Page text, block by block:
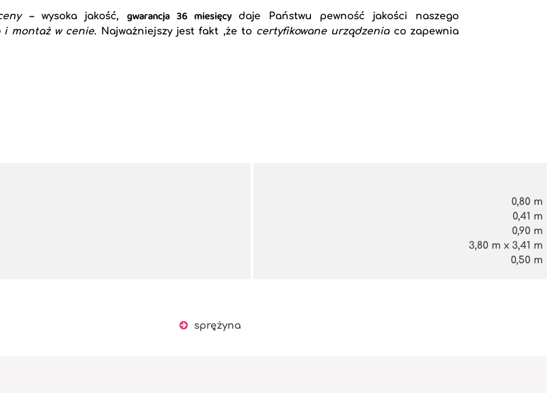
– wysoka jakość,gwarancja 36 miesięcy
daje Państwu pewność jakości naszego
i montaż w cenie. Najważniejszy jest fakt ,że to certyfikowane urządzenia co zapewnia
0,80 m
0,41 m
0,90 m
3,80 m x 3,41 m
0,50 m
sprężyna